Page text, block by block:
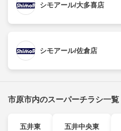
シモアール/大多喜店
シモアール/佐倉店
市原市内のスーパーチラシ一覧
五井東 五井中央東